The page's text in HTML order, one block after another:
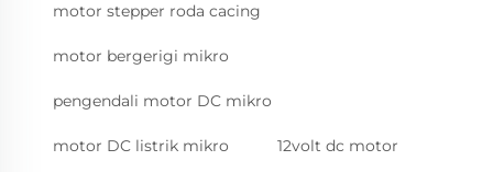
motor stepper roda cacing
motor bergerigi mikro
pengendali motor DC mikro
motor DC listrik mikro 12volt dc motor